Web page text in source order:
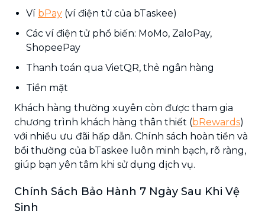
Ví bPay (ví điện tử của bTaskee)
Các ví điện tử phổ biến: MoMo, ZaloPay,
ShopeePay
Thanh toán qua VietQR, thẻ ngân hàng
Tiền mặt
Khách hàng thường xuyên còn được tham gia
chương trình khách hàng thân thiết (bRewards)
với nhiều ưu đãi hấp dẫn. Chính sách hoàn tiền và
bồi thường của bTaskee luôn minh bạch, rõ ràng,
giúp bạn yên tâm khi sử dụng dịch vụ.
Chính Sách Bảo Hành 7 Ngày Sau Khi Vệ
Sinh